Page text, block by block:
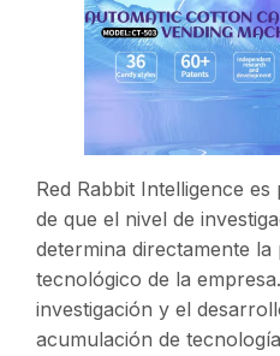
Red Rabbit Intelligence
de que el nivel de
determina directamente
tecnológico de la
investigación y el
acumulación de